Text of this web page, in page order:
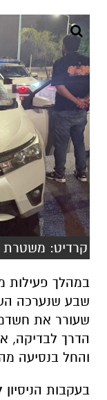
קרדיט: משטרת
במהלך
שבע שנערכה
שעורר את
הדרך לבדיקה,
והחל בנסיעה
​בעקבות